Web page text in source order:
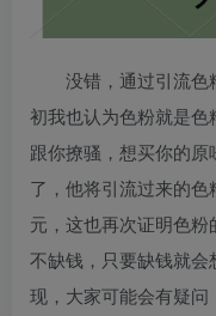
没错，通过引流色
初我也认为色粉就是
跟你撩骚，想买你的
了，他将引流过来的
元，这也再次证明色
不缺钱，只要缺钱就
现，大家可能会有疑